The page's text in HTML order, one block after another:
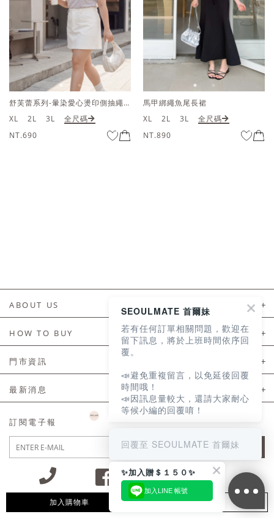
馬甲綁繩魚尾長裙
XL
2L 3L
全尺碼
NT.890
馬甲綁繩魚尾長裙
XL
2L 3L
全尺碼
NT.890
加入購物車 追蹤清單
ABOUT US
HOW TO BUY
如何購買
會員常見問題
訂單常見問題
商品售後服務
電子發票
國外會員服務
門市資訊
門市資訊
最新消息
LINE官方會員活動
訂閱電子報
JOIN
09:30~12:00 13:00~18:30 / Mon - Fri(例假日除外)
SEOULMATE 首爾妹
若有任何訂單相關問題，歡迎在
留下訊息，將於上班時間依序回
覆。
📣避免重複留言，以免延後回覆
時間哦！
📣因訊息量較大，還請大家耐心
等候小編的回覆唷！
回覆至 SEOULMATE 首爾妹
✨加入贈＄１５０✨
加入LINE 帳號